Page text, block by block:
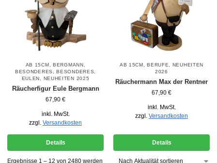
AB 15CM, BERGMANN,
BESONDERES ,BESONDERES,
EULEN, NEUHEITEN 2025
Räucherfigur Eule Bergmann
67,90 €
inkl. MwSt.
zzgl. Versandkosten
Details
AB 15CM,BERUFE, NEUHEITEN
2026
Räuchermann Max der Rentner
67,90 €
inkl. MwSt.
zzgl. Versandkosten
Details
Ergebnisse 1 – 12 von 2480 werden